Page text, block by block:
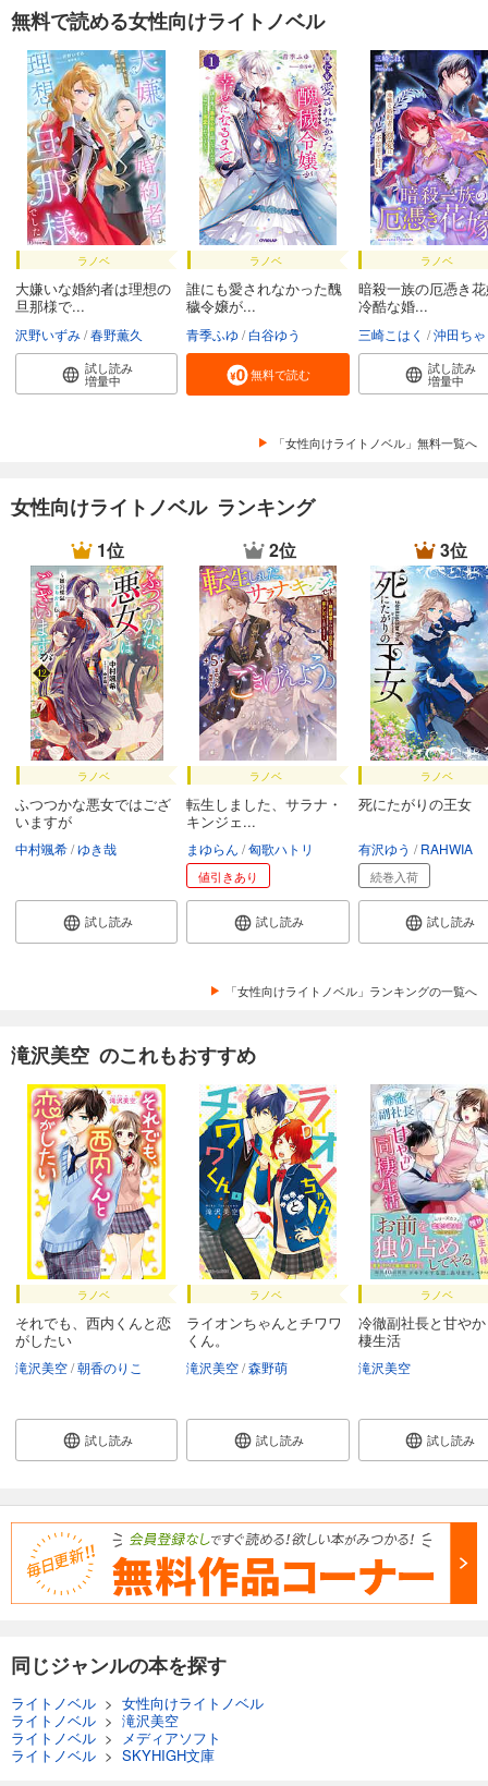
無料で読める女性向けライトノベル
ラノベ
大嫌いな婚約者は理想の
旦那様で...
沢野いずみ 春野薫久
試し読み
増量中
ラノベ
誰にも愛されなかった醜
穢令嬢が...
青季ふゆ 白谷ゆう
無料で読む
ラノベ
暗殺一族の厄憑き
冷酷な婚...
三崎こはく 沖田ち
試し読み
増量中
「女性向けライトノベル」無料一覧へ
女性向けライトノベル ランキング
1位
ラノベ
ふつつかな悪女ではござ
いますが
中村颯希 ゆき哉
試し読み
2位
ラノベ
転生しました、サラナ・
キンジェ...
まゆらん 匈歌ハトリ
値引きあり
試し読み
3位
ラノベ
死にたがりの王女
有沢ゆう RAHWIA
続巻入荷
試し読み
「女性向けライトノベル」ランキングの一覧へ
滝沢美空 のこれもおすすめ
ラノベ
それでも、西内くんと恋
がしたい
滝沢美空 朝香のりこ
試し読み
ラノベ
ライオンちゃんとチワワ
くん。
滝沢美空 森野萌
試し読み
ラノベ
冷徹副社長と甘や
棲生活
滝沢美空
試し読み
同じジャンルの本を探す
ライトノベル > 女性向けライトノベル
ライトノベル > 滝沢美空
ライトノベル >
メディアソフト
ライトノベル > SKYHIGH文庫